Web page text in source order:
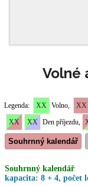
Volné